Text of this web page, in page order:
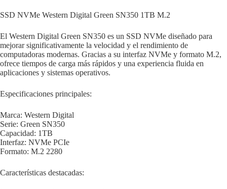
SSD NVMe Western Digital Green SN350 1TB M.2
El Western Digital Green SN350 es un SSD NVMe diseñado para
mejorar significativamente la velocidad y el rendimiento de
computadoras modernas. Gracias a su interfaz NVMe y formato M.2,
ofrece tiempos de carga más rápidos y una experiencia fluida en
aplicaciones y sistemas operativos.
Especificaciones principales:
Marca: Western Digital
Serie: Green SN350
Capacidad: 1TB
Interfaz: NVMe PCIe
Formato: M.2 2280
Características destacadas: